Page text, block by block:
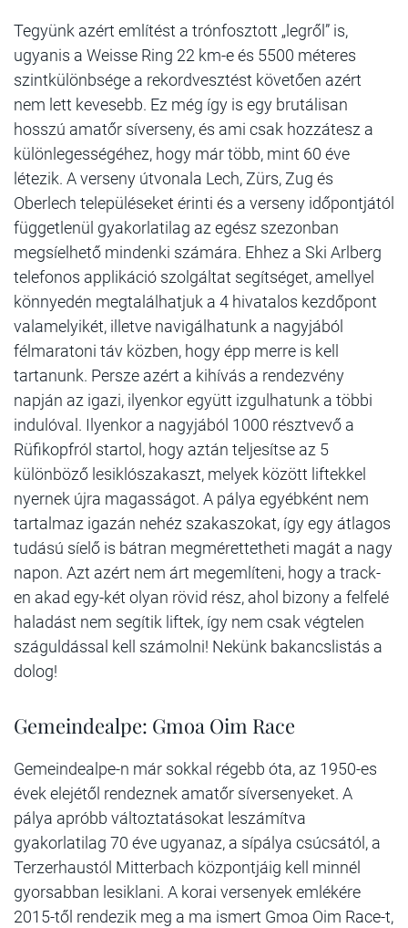
Tegyünk azért említést a trónfosztott „legről” is,
ugyanis a Weisse Ring 22 km-e és 5500 méteres
szintkülönbsége a rekordvesztést követően azért
nem lett kevesebb. Ez még így is egy brutálisan
hosszú amatőr síverseny, és ami csak hozzátesz a
különlegességéhez, hogy már több, mint 60 éve
létezik. A verseny útvonala Lech, Zürs, Zug és
Oberlech településeket érinti és a verseny időpontjától
függetlenül gyakorlatilag az egész szezonban
megsíelhető mindenki számára. Ehhez a Ski Arlberg
telefonos applikáció szolgáltat segítséget, amellyel
könnyedén megtalálhatjuk a 4 hivatalos kezdőpont
valamelyikét, illetve navigálhatunk a nagyjából
félmaratoni táv közben, hogy épp merre is kell
tartanunk. Persze azért a kihívás a rendezvény
napján az igazi, ilyenkor együtt izgulhatunk a többi
indulóval. Ilyenkor a nagyjából 1000 résztvevő a
Rüfikopfról startol, hogy aztán teljesítse az 5
különböző lesiklószakaszt, melyek között liftekkel
nyernek újra magasságot. A pálya egyébként nem
tartalmaz igazán nehéz szakaszokat, így egy átlagos
tudású síelő is bátran megmérettetheti magát a nagy
napon. Azt azért nem árt megemlíteni, hogy a track-
en akad egy-két olyan rövid rész, ahol bizony a felfelé
haladást nem segítik liftek, így nem csak végtelen
száguldással kell számolni! Nekünk bakancslistás a
dolog!
Gemeindealpe: Gmoa Oim Race
Gemeindealpe-n már sokkal régebb óta, az 1950-es
évek elejétől rendeznek amatőr síversenyeket. A
pálya apróbb változtatásokat leszámítva
gyakorlatilag 70 éve ugyanaz, a sípálya csúcsától, a
Terzerhaustól Mitterbach központjáig kell minnél
gyorsabban lesiklani. A korai versenyek emlékére
2015-től rendezik meg a ma ismert Gmoa Oim Race-t,